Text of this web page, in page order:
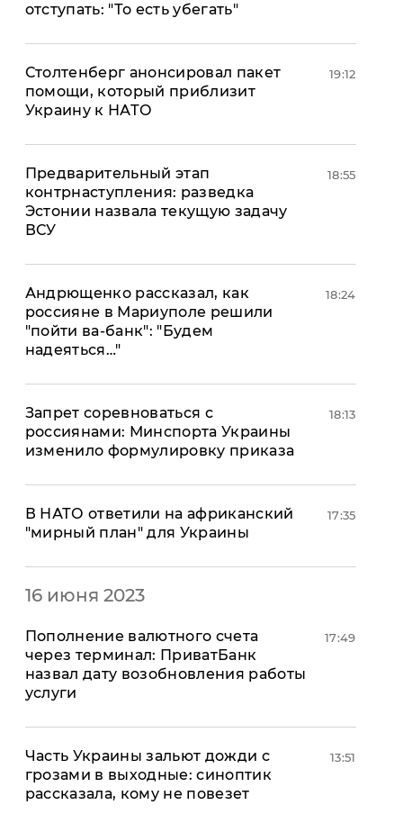
отступать: "То есть убегать"
Столтенберг анонсировал пакет
помощи, который приблизит
Украину к НАТО
19:12
Предварительный этап
контрнаступления: разведка
Эстонии назвала текущую задачу
ВСУ
18:55
Андрющенко рассказал, как
россияне в Мариуполе решили
"пойти ва-банк": "Будем
надеяться…"
18:24
Запрет соревноваться с
россиянами: Минспорта Украины
изменило формулировку приказа
18:13
В НАТО ответили на африканский
"мирный план" для Украины
17:35
16 июня 2023
Пополнение валютного счета
через терминал: ПриватБанк
назвал дату возобновления работы
услуги
17:49
Часть Украины зальют дожди с
грозами в выходные: синоптик
рассказала, кому не повезет
13:51